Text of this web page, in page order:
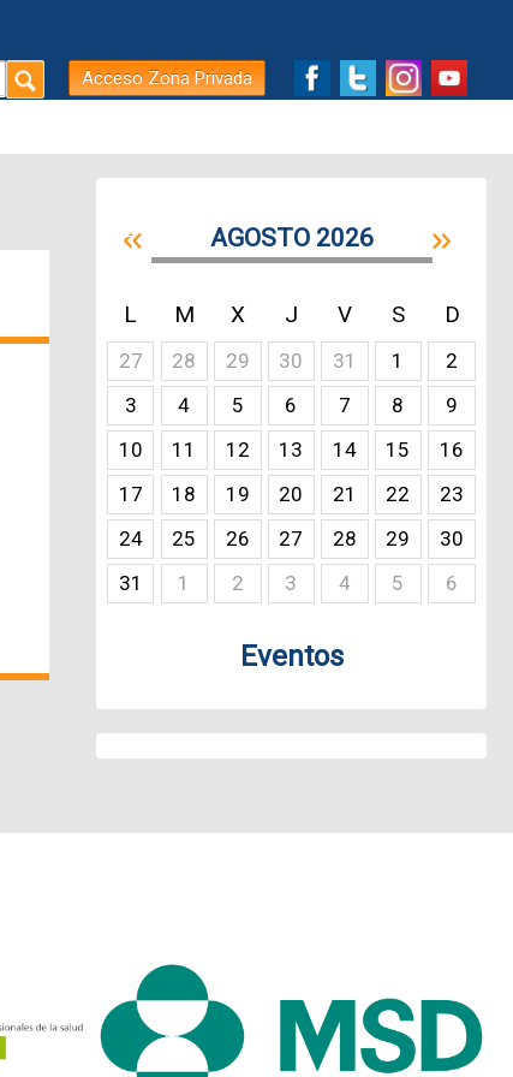
Acceso Zona Privada
AGOSTO 2026
L M X J V S D
27 28 29 30 31 1
2
3
4 5 6 7 8
9
10
11 12 13 14 15
16
17
18 19 20 21 22
23
24
25 26 27 28 29
30
31
1 2 3 4 5 6
Eventos